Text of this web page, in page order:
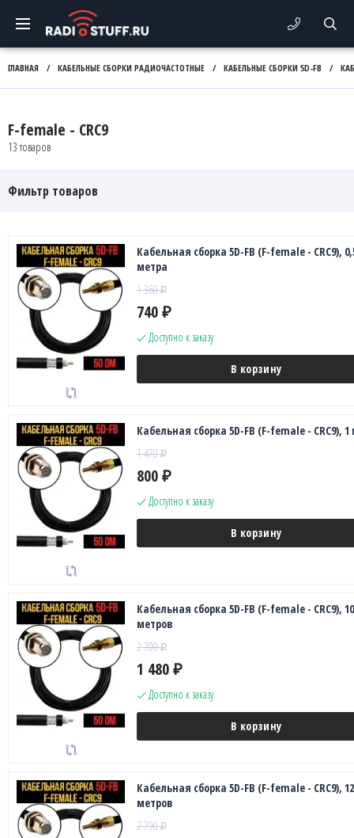
ГЛАВНАЯ / КАБЕЛЬНЫЕ СБОРКИ РАДИОЧАСТОТНЫЕ / КАБЕЛЬНЫЕ СБОРКИ 5D-FB /
F-female - CRC9
13 товаров
Фильтр товаров
Кабельная сборка 5D-FB (F-female - CRC9),
метра
1 360₽
740 ₽
Доступно к заказу
В корзину
Кабельная сборка 5D-FB (F-female - CRC9), 1
1 470₽
800 ₽
Доступно к заказу
В корзину
Кабельная сборка 5D-FB (F-female - CRC9), 10
метров
2 700₽
1 480 ₽
Доступно к заказу
В корзину
Кабельная сборка 5D-FB (F-female - CRC9), 12
метров
2 790₽